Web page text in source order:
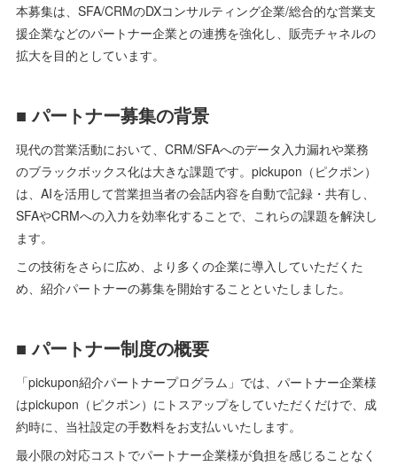
本募集は、SFA/CRMのDXコンサルティング企業/総合的な営業支
援企業などのパートナー企業との連携を強化し、販売チャネルの
拡大を目的としています。
■ パートナー募集の背景
現代の営業活動において、CRM/SFAへのデータ入力漏れや業務
のブラックボックス化は大きな課題です。pickupon（ピクポン）
は、AIを活用して営業担当者の会話内容を自動で記録・共有し、
SFAやCRMへの入力を効率化することで、これらの課題を解決し
ます。
この技術をさらに広め、より多くの企業に導入していただくた
め、紹介パートナーの募集を開始することといたしました。
■ パートナー制度の概要
「pickupon紹介パートナープログラム」では、パートナー企業様
はpickupon（ピクポン）にトスアップをしていただくだけで、成
約時に、当社設定の手数料をお支払いいたします。
最小限の対応コストでパートナー企業様が負担を感じることなく